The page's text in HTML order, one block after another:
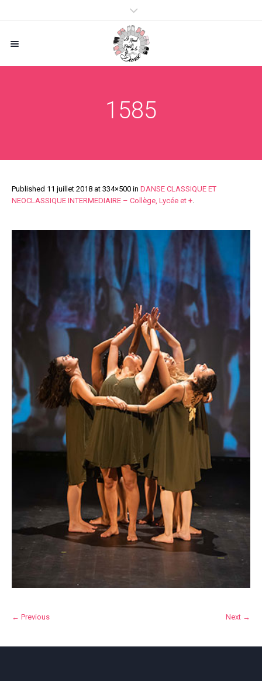
1585
Published 11 juillet 2018 at 334×500 in DANSE CLASSIQUE ET
NEOCLASSIQUE INTERMEDIAIRE – Collège, Lycée et +.
← Previous Next →